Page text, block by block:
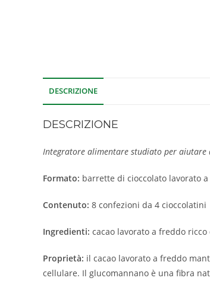
DESCRIZIONE
DESCRIZIONE
Integratore alimentare studiato per aiutare
Formato: barrette di cioccolato lavorato
Contenuto: 8 confezioni da 4 cioccolatini
Ingredienti: cacao lavorato a freddo
Proprietà: il cacao lavorato a freddo
cellulare. Il glucomannano è una fibra